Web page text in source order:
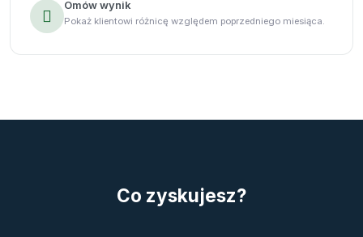
Omów wynik
Pokaż klientowi różnicę względem poprzedniego miesiąca.
Co zyskujesz?